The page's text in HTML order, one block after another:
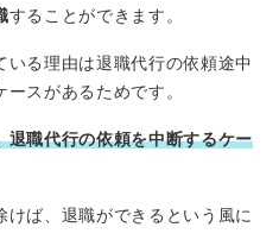
することができます。
る理由は退職代行の依頼途中
スがあるためです。
退職代行の依頼を中断するケー
ば、退職ができるという風に